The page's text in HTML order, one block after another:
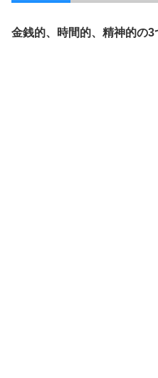
金銭的、時間的、精神的の3